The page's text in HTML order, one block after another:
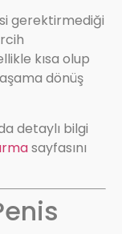
gerektirmediği
kısa olup
dönüş
detaylı bilgi
sayfasını